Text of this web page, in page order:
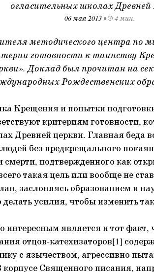
огласительных школах Древней
06 мая 2013 • 4 мин.
методического центра по
готовности к таинству
Доклад был прочитан на
Рождественских
Крещения и попытки
критериям готовности,
Древней церкви. Главная беда
без предкрещального
смерти, подтвержденного как
такая цель или вообще не
заслоняясь образованием и
усилия, чтобы изменить
интересным является и тот
отцов-катехизаторов[1]
с язычеством, агрессивно
корпусе Священного писания,